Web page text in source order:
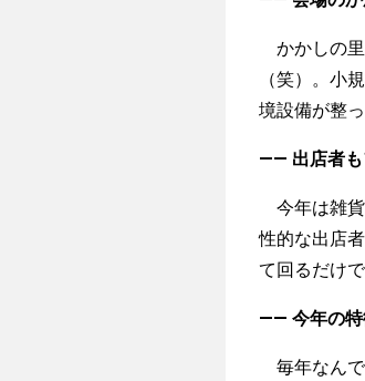
かかしの里
（笑）。小
境設備が整
—— 出店者も
今年は雑貨
性的な出店
て回るだけ
—— 今年の特
毎年なんで